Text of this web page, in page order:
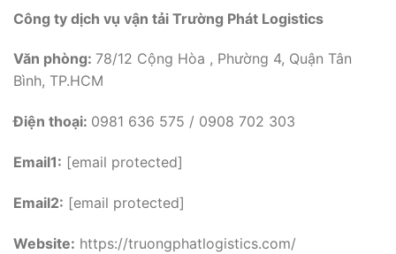
Công ty dịch vụ vận tải Trường Phát Logistics
Văn phòng: 78/12 Cộng Hòa , Phường 4, Quận Tân
Bình, TP.HCM
Điện thoại: 0981 636 575 / 0908 702 303
Email1: [email protected]
Email2: [email protected]
Website: https://truongphatlogistics.com/